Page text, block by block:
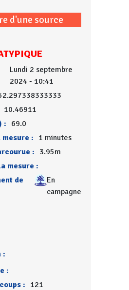
d'une source
Lundi 2 septembre
2024 - 10:41
10.46911
: 69.0
mesure :
1 minutes
: 3.95m
mesure :
de
En
campagne
:
:
: 121